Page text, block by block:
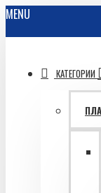
MENU
КАТЕГОРИИ